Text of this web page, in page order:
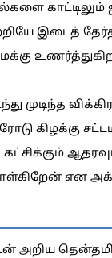
காட்டிலும்
இடைத்
முடிந்த
கிழக்கு
கட்சிக்கும்
என
அறிய